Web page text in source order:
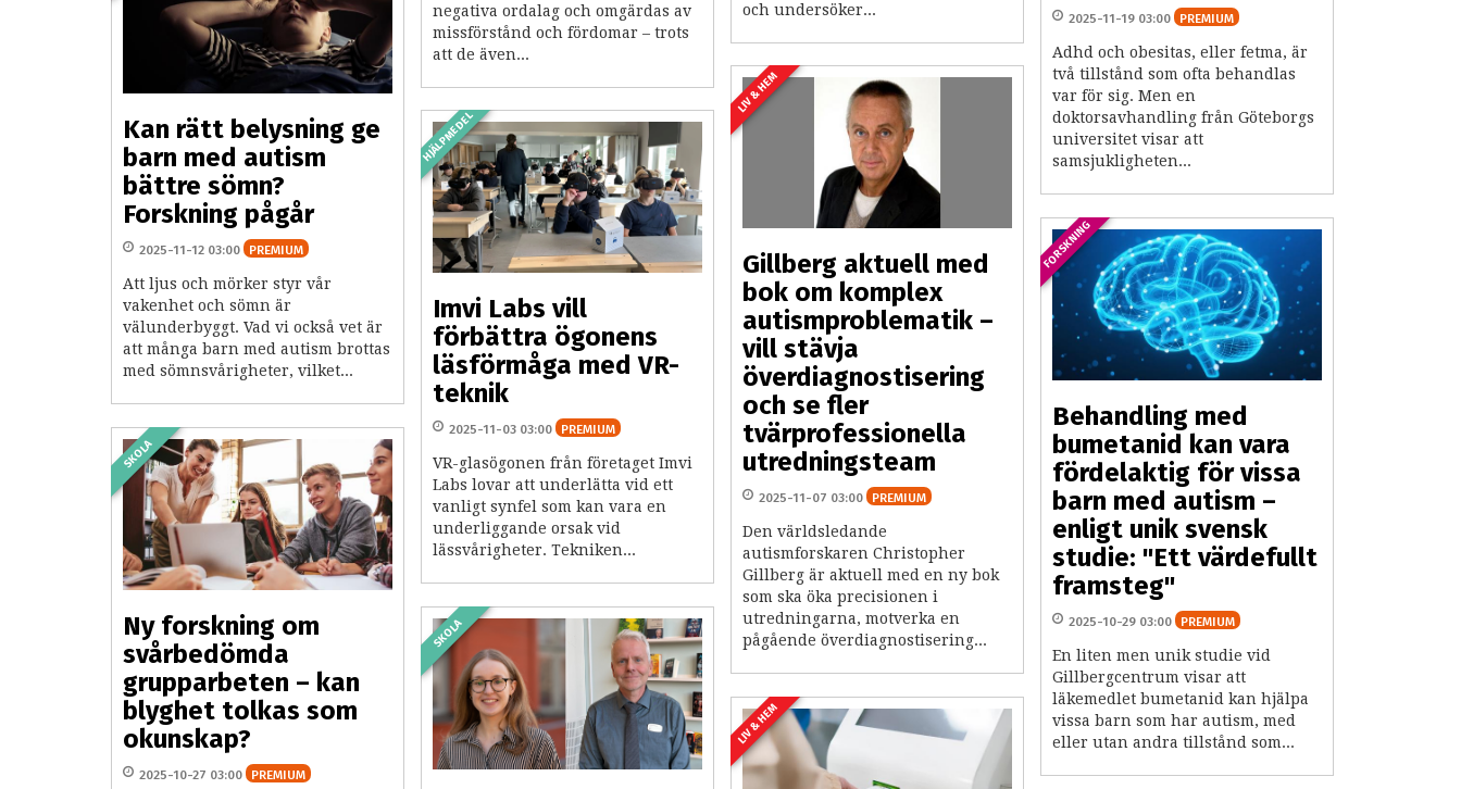
och undersöker...
negativa ordalag och omgärdas av
missförstånd och fördomar – trots
att de även...
2025-11-19 03:00 PREMIUM
Adhd och obesitas, eller fetma, är
två tillstånd som ofta behandlas
var för sig. Men en
doktorsavhandling från Göteborgs
universitet visar att
samsjukligheten...
Kan rätt belysning ge
barn med autism
bättre sömn?
Forskning pågår
2025-11-12 03:00 PREMIUM
Att ljus och mörker styr vår
vakenhet och sömn är
välunderbyggt. Vad vi också vet är
att många barn med autism brottas
med sömnsvårigheter, vilket...
LIV & HEM
Gillberg aktuell med
bok om komplex
autismproblematik –
vill stävja
överdiagnostisering
och se fler
tvärprofessionella
utredningsteam
2025-11-07 03:00 PREMIUM
Den världsledande
autismforskaren Christopher
Gillberg är aktuell med en ny bok
som ska öka precisionen i
utredningarna, motverka en
pågående överdiagnostisering...
HJÄLPMEDEL
Imvi Labs vill
förbättra ögonens
läsförmåga med VR-
teknik
2025-11-03 03:00 PREMIUM
VR-glasögonen från företaget Imvi
Labs lovar att underlätta vid ett
vanligt synfel som kan vara en
underliggande orsak vid
lässvårigheter. Tekniken...
FORSKNING
Behandling med
bumetanid kan vara
fördelaktig för vissa
barn med autism –
enligt unik svensk
studie: "Ett värdefullt
framsteg"
2025-10-29 03:00 PREMIUM
En liten men unik studie vid
Gillbergcentrum visar att
läkemedlet bumetanid kan hjälpa
vissa barn som har autism, med
eller utan andra tillstånd som...
SKOLA
Ny forskning om
svårbedömda
grupparbeten – kan
blyghet tolkas som
okunskap?
2025-10-27 03:00 PREMIUM
SKOLA
LIV & HEM